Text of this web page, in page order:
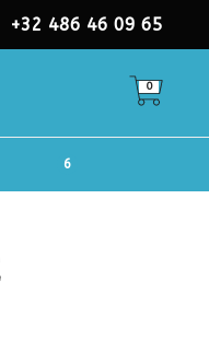
+32 486 46 09 65
0